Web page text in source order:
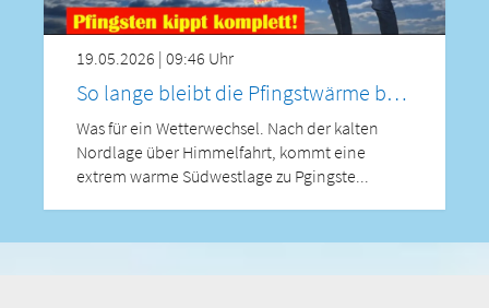
19.05.2026 | 09:46 Uhr
So lange bleibt die Pfingstwärme bei uns – bis 31 °C möglich! Auch Saharastaub ist wieder dabei!
Was für ein Wetterwechsel. Nach der kalten
Nordlage über Himmelfahrt, kommt eine
extrem warme Südwestlage zu Pgingste...